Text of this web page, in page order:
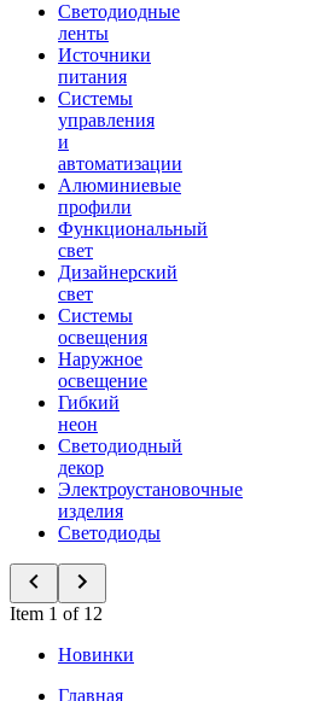
Светодиодные
ленты
Источники
питания
Системы
управления
и
автоматизации
Алюминиевые
профили
Функциональный
свет
Дизайнерский
свет
Системы
освещения
Наружное
освещение
Гибкий
неон
Светодиодный
декор
Электроустановочные
изделия
Светодиоды
Item 1 of 12
Новинки
Главная